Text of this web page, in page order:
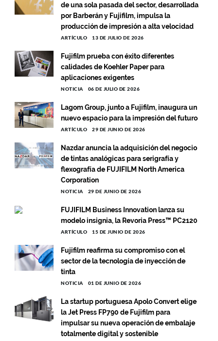
de una sola pasada del sector, desarrollada
por Barberán y Fujifilm, impulsa la
producción de impresión a alta velocidad
ARTÍCULO 13 DE JULIO DE 2026
Fujifilm prueba con éxito diferentes
calidades de Koehler Paper para
aplicaciones exigentes
NOTICIA 06 DE JULIO DE 2026
Lagom Group, junto a Fujifilm, inaugura un
nuevo espacio para la impresión del futuro
ARTÍCULO 29 DE JUNIO DE 2026
Nazdar anuncia la adquisición del negocio
de tintas analógicas para serigrafía y
flexografía de FUJIFILM North America
Corporation
NOTICIA 29 DE JUNIO DE 2026
FUJIFILM Business Innovation lanza su
modelo insignia, la Revoria Press™ PC2120
ARTÍCULO 15 DE JUNIO DE 2026
Fujifilm reafirma su compromiso con el
sector de la tecnología de inyección de
tinta
NOTICIA 01 DE JUNIO DE 2026
La startup portuguesa Apolo Convert elige
la Jet Press FP790 de Fujifilm para
impulsar su nueva operación de embalaje
totalmente digital y sostenible